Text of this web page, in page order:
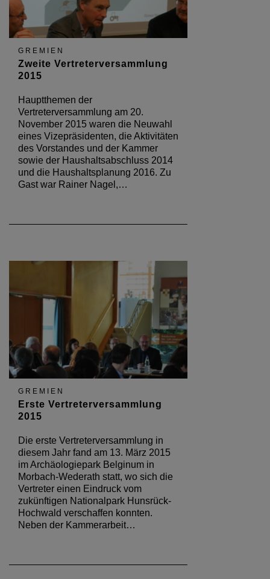
GREMIEN
Zweite Vertreterversammlung
2015
Hauptthemen der
Vertreterversammlung am 20.
November 2015 waren die Neuwahl
eines Vizepräsidenten, die Aktivitäten
des Vorstandes und der Kammer
sowie der Haushaltsabschluss 2014
und die Haushaltsplanung 2016. Zu
Gast war Rainer Nagel,…
GREMIEN
Erste Vertreterversammlung
2015
Die erste Vertreterversammlung in
diesem Jahr fand am 13. März 2015
im Archäologiepark Belginum in
Morbach-Wederath statt, wo sich die
Vertreter einen Eindruck vom
zukünftigen Nationalpark Hunsrück-
Hochwald verschaffen konnten.
Neben der Kammerarbeit…